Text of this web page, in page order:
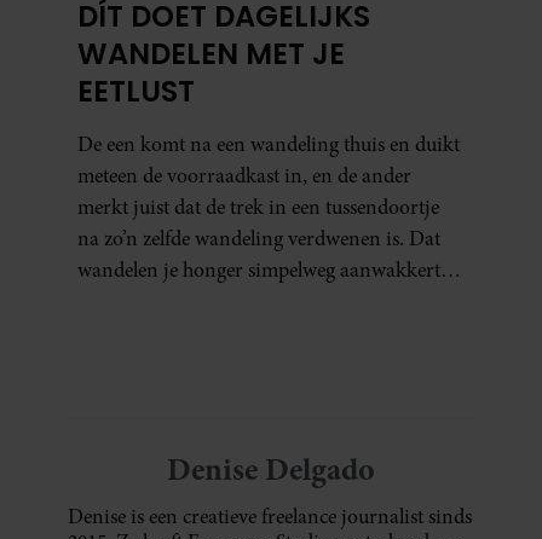
DÍT DOET DAGELIJKS
WANDELEN MET JE
EETLUST
De een komt na een wandeling thuis en duikt
meteen de voorraadkast in, en de ander
merkt juist dat de trek in een tussendoortje
na zo’n zelfde wandeling verdwenen is. Dat
wandelen je honger simpelweg aanwakkert,
Denise Delgado
Denise is een creatieve freelance journalist sinds